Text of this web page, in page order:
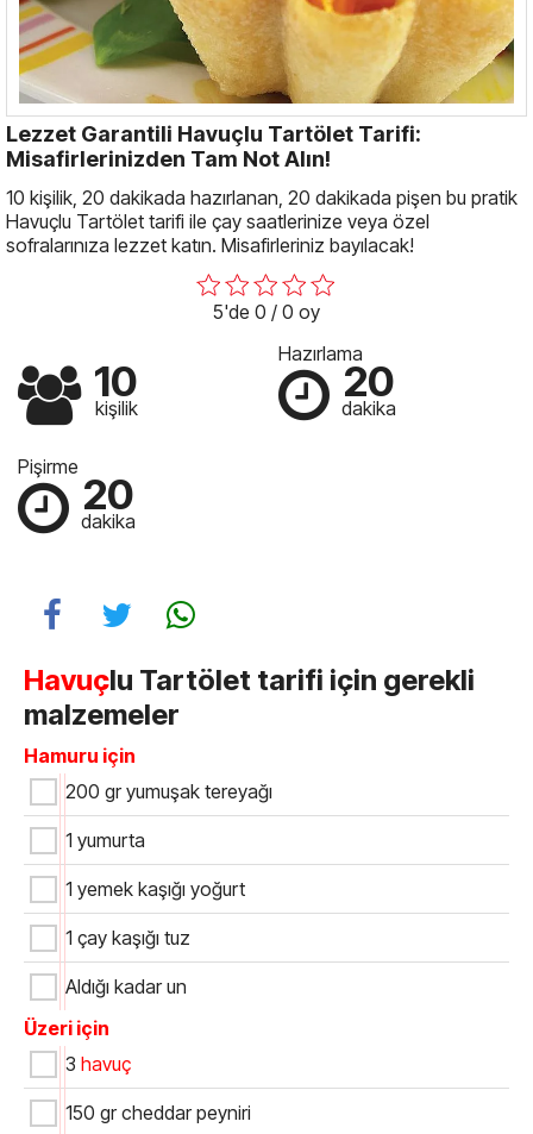
Lezzet Garantili Havuçlu Tartölet Tarifi:
Misafirlerinizden Tam Not Alın!
10 kişilik, 20 dakikada hazırlanan, 20 dakikada pişen bu pratik
Havuçlu Tartölet tarifi ile çay saatlerinize veya özel
sofralarınıza lezzet katın. Misafirleriniz bayılacak!
5'de 0 / 0 oy
10
kişilik
Hazırlama
20
dakika
Pişirme
20
dakika
Havuçlu Tartölet tarifi için gerekli
malzemeler
Hamuru için
200 gr yumuşak tereyağı
1 yumurta
1 yemek kaşığı yoğurt
1 çay kaşığı tuz
Aldığı kadar un
Üzeri için
3 havuç
150 gr cheddar peyniri